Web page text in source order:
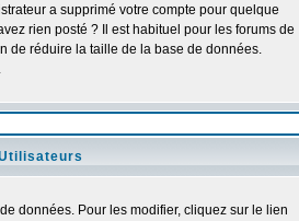
a supprimé votre compte pour quelque
rien posté ? Il est habituel pour les forums de
de réduire la taille de la base de données.
données. Pour les modifier, cliquez sur le lien